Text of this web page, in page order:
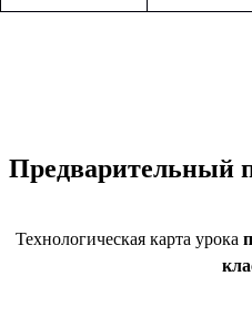
Предварительный
Технологическая карта урока